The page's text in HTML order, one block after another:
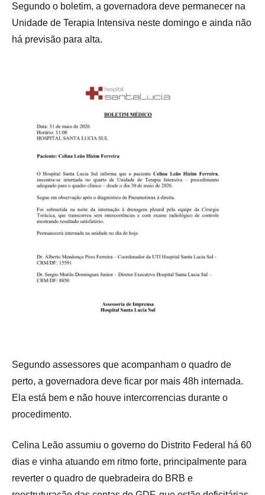
Segundo o boletim, a governadora deve permanecer na
Unidade de Terapia Intensiva neste domingo e ainda não
há previsão para alta.
Segundo assessores que acompanham o quadro de
perto, a governadora deve ficar por mais 48h internada.
Ela está bem e não houve intercorrencias durante o
procedimento.
Celina Leão assumiu o governo do Distrito Federal há 60
dias e vinha atuando em ritmo forte, principalmente para
reverter o quadro de quebradeira do BRB e